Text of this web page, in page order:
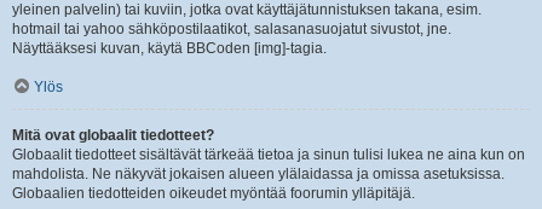
yleinen palvelin) tai kuviin, jotka ovat käyttäjätunnistuksen takana, esim.
hotmail tai yahoo sähköpostilaatikot, salasanasuojatut sivustot, jne.
Näyttääksesi kuvan, käytä BBCoden [img]-tagia.
Ylös
Mitä ovat globaalit tiedotteet?
Globaalit tiedotteet sisältävät tärkeää tietoa ja sinun tulisi lukea ne aina kun on
mahdolista. Ne näkyvät jokaisen alueen ylälaidassa ja omissa asetuksissa.
Globaalien tiedotteiden oikeudet myöntää foorumin ylläpitäjä.